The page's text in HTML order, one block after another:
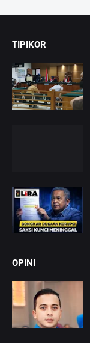
TIPIKOR
OPINI